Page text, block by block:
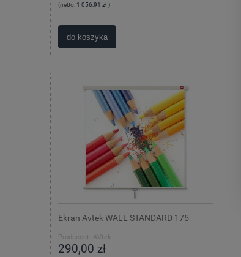
(netto: 1 056,91 zł)
do koszyka
Ekran Avtek WALL STANDARD 175
Producent: AVtek
290,00 zł